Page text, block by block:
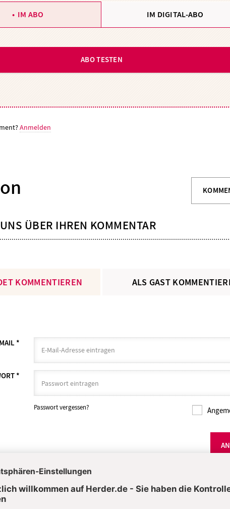
IM ABO IM DIGITAL-ABO
ABO TESTEN
Anmelden
ÜBER IHREN KOMMENTAR
KOMMENTIEREN ALS GAST
*
*
Passwort vergessen?